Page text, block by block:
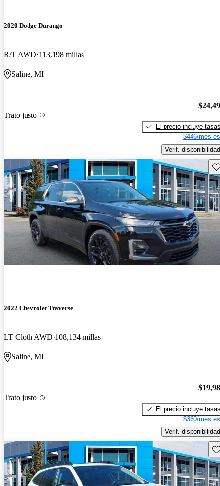
2020 Dodge Durango
R/T AWD 113,198 millas
Saline, MI
Trato justo
El precio incluye tasas
$446/mes
Verif. disponibilidad
2022 Chevrolet Traverse
LT Cloth AWD 108,134 millas
Saline, MI
Trato justo
El precio incluye tasas
$360/mes
Verif. disponibilidad